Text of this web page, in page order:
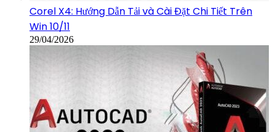
Corel X4: Hướng Dẫn Tải và Cài Đặt Chi Tiết Trên
Win 10/11
29/04/2026